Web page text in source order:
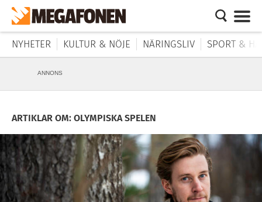
NYHETER KULTUR & NÖJE NÄRINGSLIV SPORT &
ANNONS
ARTIKLAR OM: OLYMPISKA SPELEN